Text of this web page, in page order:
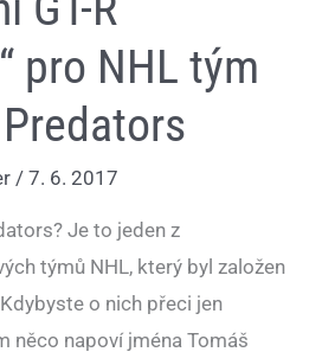
pro NHL tým
/7. 6. 2017
Je to jeden z
týmů NHL, který byl založen
o nich přeci jen
něco napoví jména Tomáš